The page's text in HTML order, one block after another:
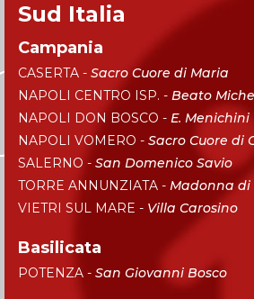
Sud Italia
Campania
CASERTA - Sacro Cuore di Maria
NAPOLI CENTRO ISP. - Beato
NAPOLI DON BOSCO - E. Menichini
NAPOLI VOMERO - Sacro Cuore di
SALERNO - San Domenico Savio
TORRE ANNUNZIATA - Madonna di
VIETRI SUL MARE - Villa Carosino
Basilicata
POTENZA - San Giovanni Bosco